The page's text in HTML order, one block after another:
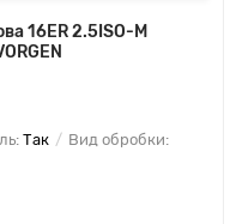
16ER 2.5ISO-M
Так
Вид обробки: